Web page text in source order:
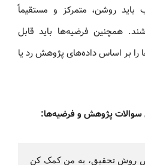
روشن، متمرکز و مستقیماً
همچنین فرضیه‌ها باید قابل
را بر اساس داده‌های پژوهش رد یا
سوالات پژوهش و فرضیه‌ها: